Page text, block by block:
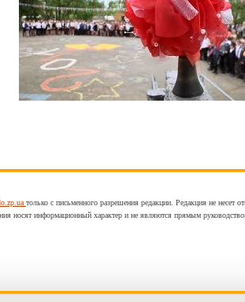
только с письменного разрешения редакции. Редакция не несет
носят информационный характер и не являются прямым